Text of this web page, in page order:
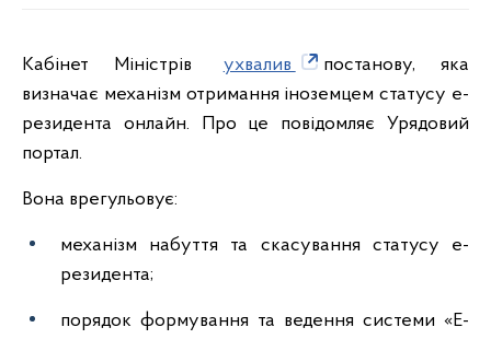
Кабінет Міністрів ухвалив
постанову, яка
визначає механізм отримання іноземцем статусу е-
резидента онлайн. Про це повідомляє Урядовий
портал.
Вона врегульовує:
механізм набуття та скасування статусу е-
резидента;
порядок формування та ведення системи «Е-